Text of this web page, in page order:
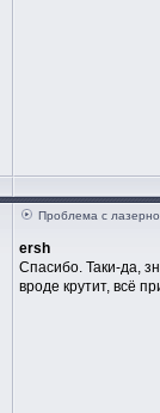
Проблема с
ersh
Спасибо. Таки-да,
вроде крутит, всё